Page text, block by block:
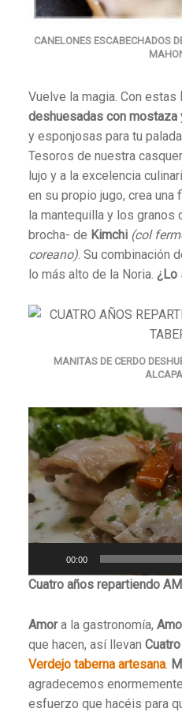
CANELONES ESCABECHADOS
Vuelve la magia. Con estas
deshuesadas con mostaza
y esponjosas para tu
Tesoros de nuestra
lujo y a la excelencia
en su propio jugo, crea
la mantequilla y los granos
brocha- de Kimchi (col
coreano). Su combinación
lo más alto de la Noria. ¿Lo
MANITAS DE CERDO
Reproductor
de
vídeo
00:00
Cuatro años repartiendo
Amora la gastronomía,
que hacen, así llevan
Verdejo taberna artesana.
agradecemos
esfuerzo que hacéis para